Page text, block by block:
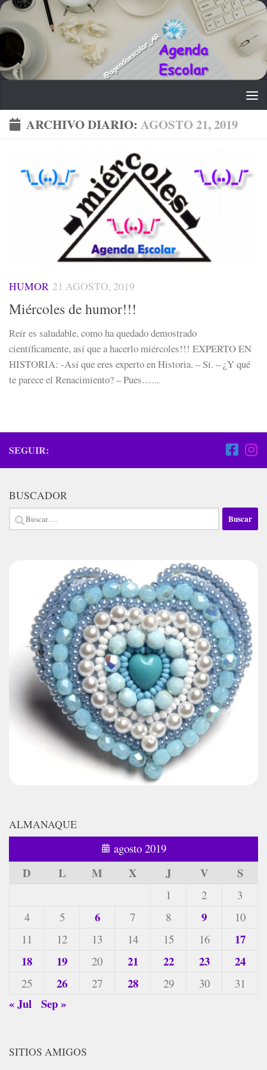
Saltar al contenido
ARCHIVO DIARIO: AGOSTO 21, 2019
HUMOR 21 AGOSTO, 2019
Miércoles de humor!!!
Reír es saludable, como ha quedado demostrado
científicamente, así que a hacerlo miércoles!!! EXPERTO EN
HISTORIA: -Así que eres experto en Historia. – Sí. – ¿Y qué
te parece el Renacimiento? – Pues…...
SEGUIR:
BUSCADOR
Buscar:
ALMANAQUE
agosto 2019
D L M X J V S
1 2
3
4
5 6 7 8 9
10
11
12 13 14 15 16
17
18
19 20 21 22 23 24
25 26 27 28 29 30 31
« Jul Sep »
SITIOS AMIGOS